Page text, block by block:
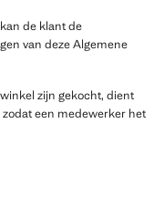
de klant de
van deze Algemene
zijn gekocht, dient
een medewerker het